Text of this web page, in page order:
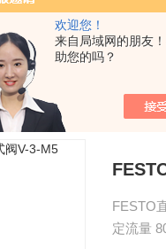
欢迎您！
来自局域网的朋友
助您的吗？
MVSD-180-4E1-AC220V代
FESTO直动圆头式阀V-3-